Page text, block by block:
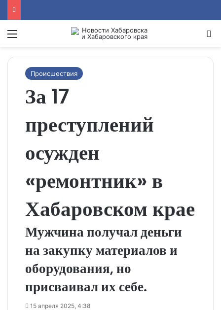
Menu
Происшествия
За 17
преступлений
осужден
«ремонтник» в
Хабаровском крае
Мужчина получал деньги
на закупку материалов и
оборудования, но
присваивал их себе.
15 апреля 2025, 4:38